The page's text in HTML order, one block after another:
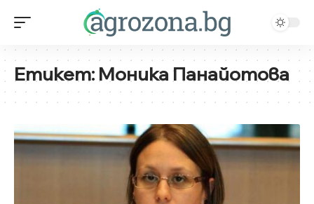
Етикет:Моника Панайотова